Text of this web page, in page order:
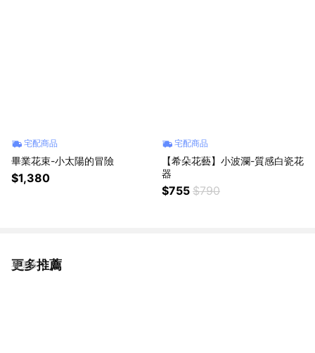
宅配商品
畢業花束-小太陽的冒險
$1,380
宅配商品
【希朵花藝】小波瀾-質感白瓷花
器
$755 $790
更多推薦
看更多